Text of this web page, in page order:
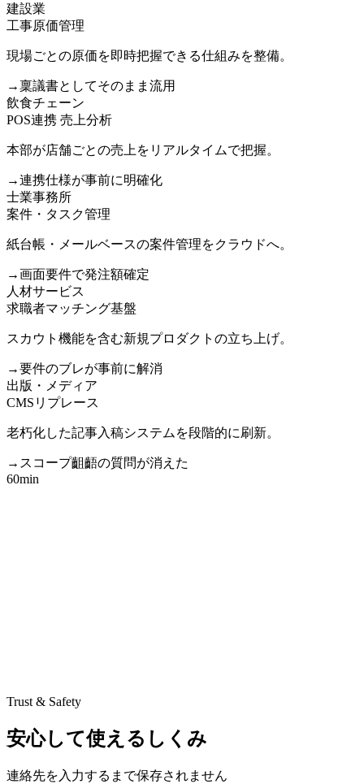
建設業
工事原価管理
現場ごとの原価を即時把握できる仕組みを整備。
→稟議書としてそのまま流用
飲食チェーン
POS連携 売上分析
本部が店舗ごとの売上をリアルタイムで把握。
→連携仕様が事前に明確化
士業事務所
案件・タスク管理
紙台帳・メールベースの案件管理をクラウドへ。
→画面要件で発注額確定
人材サービス
求職者マッチング基盤
スカウト機能を含む新規プロダクトの立ち上げ。
→要件のブレが事前に解消
出版・メディア
CMSリプレース
老朽化した記事入稿システムを段階的に刷新。
→ スコープ齟齬の質問が消えた
60min
Trust & Safety
安心して使えるしくみ
連絡先を入力するまで保存されません